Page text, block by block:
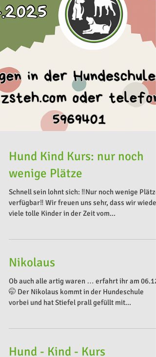
Hund Kind Kurs: nur noch
wenige Plätze
Schnell sein lohnt sich: ‼️Nur noch wenige Plätze
verfügbar‼️ Wir freuen uns sehr, dass wir wieder